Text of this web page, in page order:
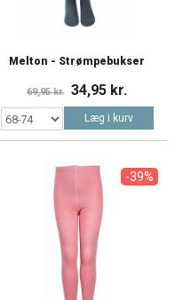
Melton - Strømpebukser
69,95 kr. 34,95 kr.
Læg i kurv
-39%